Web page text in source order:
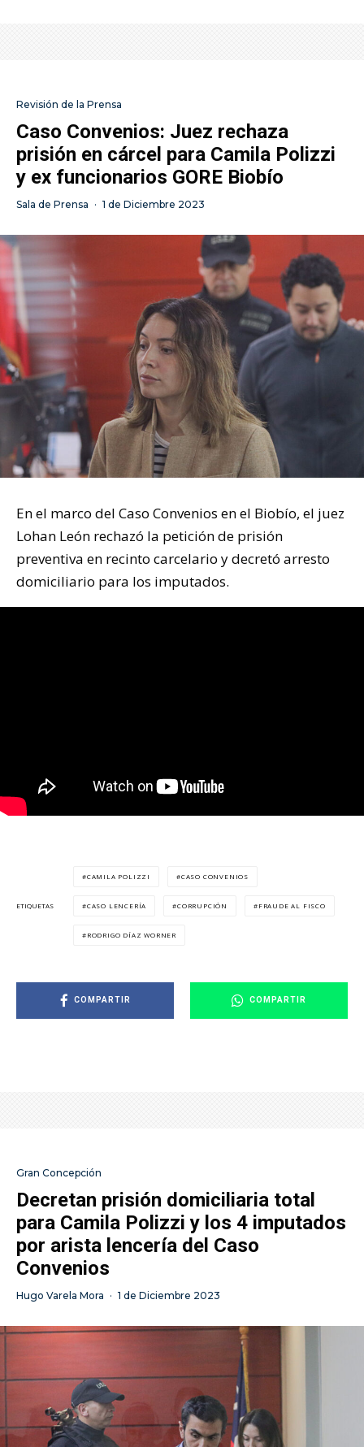
Revisión de la Prensa
Caso Convenios: Juez rechaza
prisión en cárcel para Camila Polizzi
y ex funcionarios GORE Biobío
Sala de Prensa · 1 de Diciembre 2023
En el marco del Caso Convenios en el Biobío, el juez
Lohan León rechazó la petición de prisión
preventiva en recinto carcelario y decretó arresto
domiciliario para los imputados.
ETIQUETAS
CAMILA POLIZZI CASO CONVENIOS
CASO LENCERÍA CORRUPCIÓN FRAUDE AL FISCO
RODRIGO DÍAZ WORNER
COMPARTIR COMPARTIR
Gran Concepción
Decretan prisión domiciliaria total
para Camila Polizzi y los 4 imputados
por arista lencería del Caso
Convenios
Hugo Varela Mora · 1 de Diciembre 2023